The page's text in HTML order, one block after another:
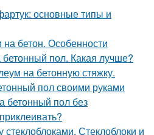
основные типы и
на бетон. Особенности
пол. Какая лучше?
на бетонную стяжку.
пол своими руками
бетонный пол без
стеклоблоками. Стеклоблоки и